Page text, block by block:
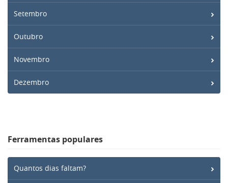
Setembro
Outubro
Novembro
Dezembro
Ferramentas populares
Quantos dias faltam?